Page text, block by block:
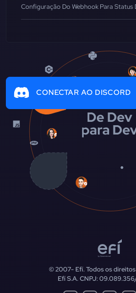
Configuração Do Webhook Para Status
CONECTAR AO DISCORD
© 2007-Efí. Todos os
Efí S.A. CNPJ: